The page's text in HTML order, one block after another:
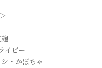
イピー
・かぼちゃ